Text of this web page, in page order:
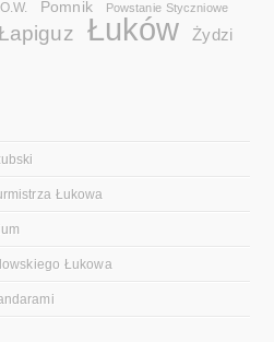
Pomnik Powstanie Styczniowe
Łuków Żydzi
Łukowa
Łukowa